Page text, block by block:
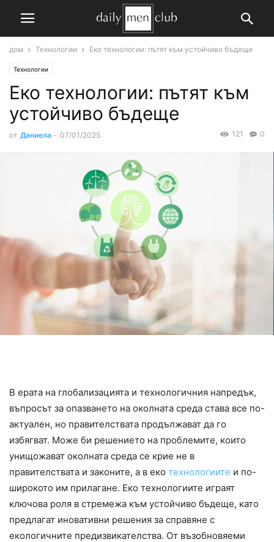
дом Технологии Еко технологии: пътят към устойчиво бъдеще
Технологии
Еко технологии: пътят към
устойчиво бъдеще
от Даниела - 07/01/2025 0
121
В ерата на глобализацията и технологичния напредък,
въпросът за опазването на околната среда става все по-
актуален, но правителствата продължават да го
избягват. Може би решението на проблемите, които
унищожават околната среда се крие не в
правителствата и законите, а в еко технологиите и по-
широкото им прилагане. Еко технологиите играят
ключова роля в стремежа към устойчиво бъдеще, като
предлагат иновативни решения за справяне с
екологичните предизвикателства. От възобновяеми